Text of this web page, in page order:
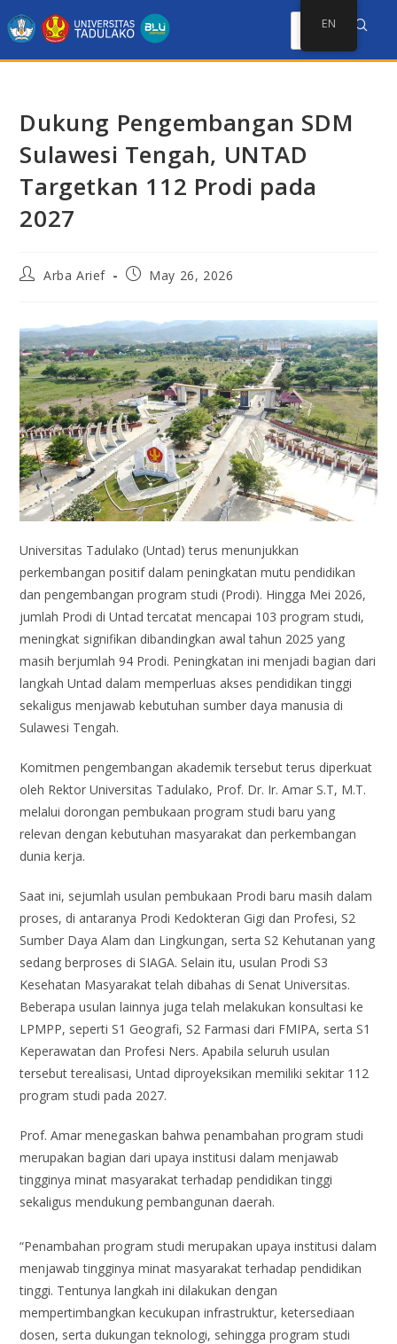
Dukung Pengembangan SDM
Sulawesi Tengah, UNTAD
Targetkan 112 Prodi pada
2027
Arba Arief May 26, 2026
Universitas Tadulako (Untad) terus menunjukkan
perkembangan positif dalam peningkatan mutu pendidikan
dan pengembangan program studi (Prodi). Hingga Mei 2026,
jumlah Prodi di Untad tercatat mencapai 103 program studi,
meningkat signifikan dibandingkan awal tahun 2025 yang
masih berjumlah 94 Prodi. Peningkatan ini menjadi bagian dari
langkah Untad dalam memperluas akses pendidikan tinggi
sekaligus menjawab kebutuhan sumber daya manusia di
Sulawesi Tengah.
Komitmen pengembangan akademik tersebut terus diperkuat
oleh Rektor Universitas Tadulako, Prof. Dr. Ir. Amar S.T, M.T.
melalui dorongan pembukaan program studi baru yang
relevan dengan kebutuhan masyarakat dan perkembangan
dunia kerja.
Saat ini, sejumlah usulan pembukaan Prodi baru masih dalam
proses, di antaranya Prodi Kedokteran Gigi dan Profesi, S2
Sumber Daya Alam dan Lingkungan, serta S2 Kehutanan yang
sedang berproses di SIAGA. Selain itu, usulan Prodi S3
Kesehatan Masyarakat telah dibahas di Senat Universitas.
Beberapa usulan lainnya juga telah melakukan konsultasi ke
LPMPP, seperti S1 Geografi, S2 Farmasi dari FMIPA, serta S1
Keperawatan dan Profesi Ners. Apabila seluruh usulan
tersebut terealisasi, Untad diproyeksikan memiliki sekitar 112
program studi pada 2027.
Prof. Amar menegaskan bahwa penambahan program studi
merupakan bagian dari upaya institusi dalam menjawab
tingginya minat masyarakat terhadap pendidikan tinggi
sekaligus mendukung pembangunan daerah.
“Penambahan program studi merupakan upaya institusi dalam
menjawab tingginya minat masyarakat terhadap pendidikan
tinggi. Tentunya langkah ini dilakukan dengan
mempertimbangkan kecukupan infrastruktur, ketersediaan
dosen, serta dukungan teknologi, sehingga program studi
EN